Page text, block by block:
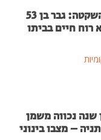
המגפה השקטה: גבר בן 53
רוח חיים בביתו
שנה נכווה משמן
– מצבו בינוני